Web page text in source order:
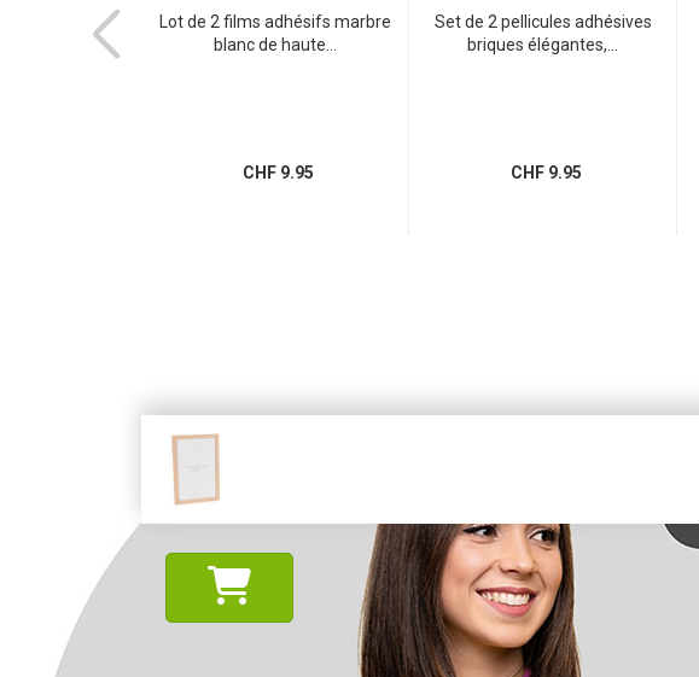
de chaise
Lot de 2 films adhésifs marbre
blanc de haute...
CHF 9.95
Set de 2 pellicules adhésives
briques élégantes,...
CHF 9.95